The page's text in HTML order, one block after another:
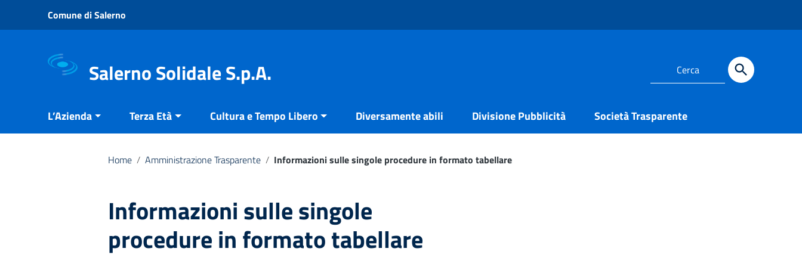
Vai ai contenuti
Vai al menu di navigazione
Comune di Salerno
Salerno Solidale S.p.A.
L’Azienda Terza Età Cultura e Tempo Libero Diversamente abili Divisione Pubblicità Società Trasparente
Home / Amministrazione Trasparente / Informazioni sulle singole procedure in formato tabellare
Informazioni sulle singole
procedure in formato tabellare